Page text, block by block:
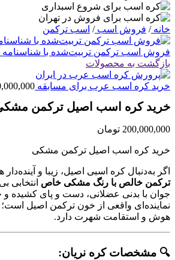
خانه/ فروش اسب/ اسب ترکمن
فروش اسب ترکمن تربیت‌شده با شناسنامه
بازگشت به محصولات
خرید کره اسب عرب برای مسابقه
خرید کره اسب اصیل ترکمن
200,000,000 تومان
خرید کره اسب اصیل ترکمن مشکی
اگر به‌دنبال کره اسبی اصیل، زیبا و آینده‌دار
ترکمن خالص با رنگ مشکی خاص انتخابی
جوان با بدنی عضلانی، دست و پای کشیده و
نماینده‌ای واقعی از خون ترکمن اصیل
هوش و استقامت شهرت دارد.
🔍 مشخصات کره نریان: